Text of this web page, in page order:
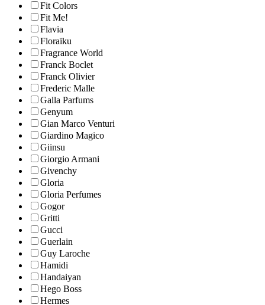
Fit Colors
Fit Me!
Flavia
Floraïku
Fragrance World
Franck Boclet
Franck Olivier
Frederic Malle
Galla Parfums
Genyum
Gian Marco Venturi
Giardino Magico
Giinsu
Giorgio Armani
Givenchy
Gloria
Gloria Perfumes
Gogor
Gritti
Gucci
Guerlain
Guy Laroche
Hamidi
Handaiyan
Hego Boss
Hermes